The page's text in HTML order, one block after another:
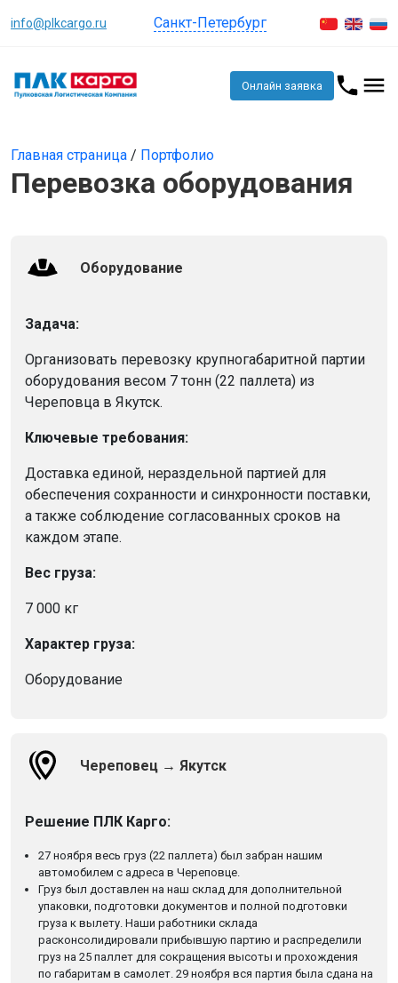
info@plkcargo.ru Санкт-Петербург
Онлайн заявка
Главная страница / Портфолио
Перевозка оборудования
Оборудование
Задача:
Организовать перевозку крупногабаритной партии
оборудования весом 7 тонн (22 паллета) из
Череповца в Якутск.
Ключевые требования:
Доставка единой, нераздельной партией для
обеспечения сохранности и синхронности поставки,
а также соблюдение согласованных сроков на
каждом этапе.
Вес груза:
7 000 кг
Характер груза:
Оборудование
Череповец → Якутск
Решение ПЛК Карго:
27 ноября весь груз (22 паллета) был забран нашим
автомобилем с адреса в Череповце.
Груз был доставлен на наш склад для дополнительной
упаковки, подготовки документов и полной подготовки
груза к вылету. Наши работники склада
расконсолидировали прибывшую партию и распределили
груз на 25 паллет для сокращения высоты и прохождения
по габаритам в самолет. 29 ноября вся партия была сдана на